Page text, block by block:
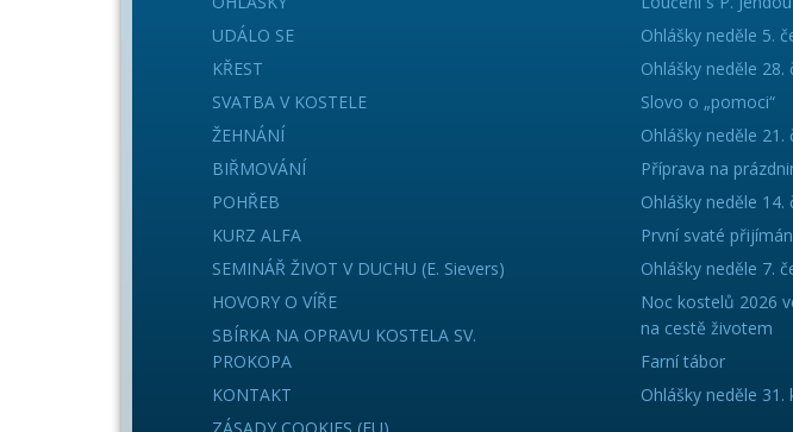
UDÁLO SE
KŘEST
SVATBA V KOSTELE
ŽEHNÁNÍ
BIŘMOVÁNÍ
POHŘEB
KURZ ALFA
SEMINÁŘ ŽIVOT V DUCHU (E. Sievers)
HOVORY O VÍŘE
SBÍRKA NA OPRAVU KOSTELA SV.
PROKOPA
KONTAKT
Ohlášky neděle 5.
Ohlášky neděle 28.
Slovo o „pomoci“
Ohlášky neděle 21.
Příprava na
Ohlášky neděle 14.
První svaté
Ohlášky neděle 7.
Noc kostelů 2026
na cestě životem
Farní tábor
Ohlášky neděle 31.